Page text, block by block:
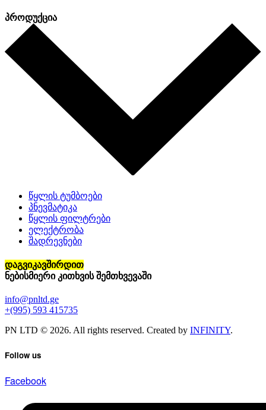
პროდუქცია
წყლის ტუმბოები
პნევმატიკა
წყლის ფილტრები
ელექტრობა
შადრევნები
დაგვიკავშირდით
ნებისმიერი კითხვის შემთხვევაში
info@pnltd.ge
+(995) 593 415735
PN LTD © 2026. All rights reserved. Created by INFINITY.
Follow us
Facebook